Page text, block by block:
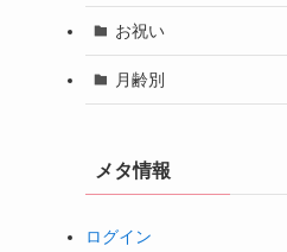
お祝い
月齢別
メタ情報
ログイン